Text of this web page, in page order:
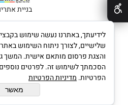
בניית
שלישיים, לצורך ניתוח השימוש
והצגת פרסום מותאם אישית. המשך
הסכמתך לשימוש זה. לפרטים נוספים
הפרטיות. מדיניות הפרטיות
מאשר